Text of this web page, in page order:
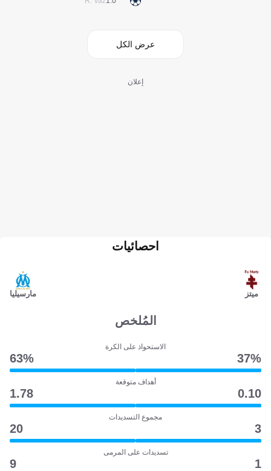
عرض الكل
إعلان
ميتز
احصائيات
مارسيليا
المُلخص
الاستحواذ على الكرة
37‎%‎
63‎%‎
أهداف متوقعة
0.10
1.78
مجموع التسديدات
3
20
تسديدات على المرمى
1
9